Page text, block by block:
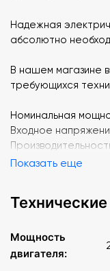
Надежная
абсолютно
В нашем магазине
требующихся
Номинальная
Входное
Показать еще
Мощность
двигателя: